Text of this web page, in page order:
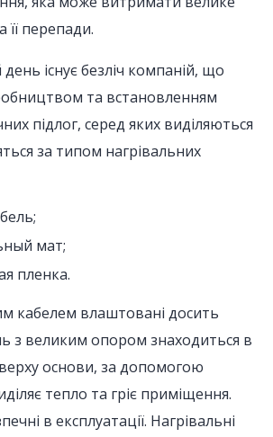
перепади.
існує безліч компаній, що
та встановленням
підлог, серед яких виділяються
за типом нагрівальних
мат;
пленка.
кабелем влаштовані досить
з великим опором знаходиться в
основи, за допомогою
тепло та гріє приміщення.
в експлуатації. Нагрівальні